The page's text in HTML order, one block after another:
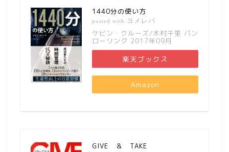
1440分の使い方
posted with ヨメレバ
ケビン・クルーズ/木村千里 パン
ローリング 2017年09月
楽天ブックス
Amazon
GIVE ＆ TAKE